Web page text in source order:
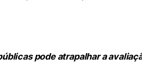
pode atrapalhar a